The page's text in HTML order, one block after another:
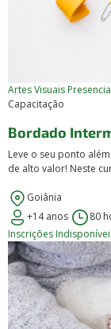
Artes Visuais
Capacitação
Bordado
Leve o seu ponto
de alto valor! Neste
Goiânia
+14 anos
80
Inscrições